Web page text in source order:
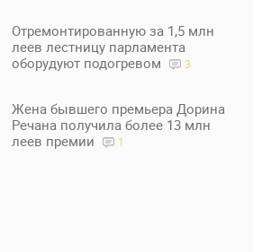
Отремонтированную за 1,5 млн
леев лестницу парламента
оборудуют подогревом
3
Жена бывшего премьера Дорина
Речана получила более 13 млн
леев премии
1